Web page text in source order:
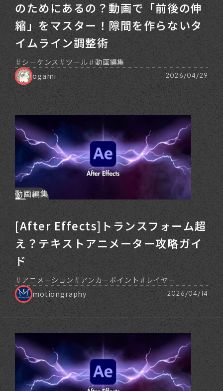
のためにあるの？動画で「前後の伸
縮」をマスター！隙間を作らないタ
イムライン調整術
シーケンス ツール
動画編集
ogami
2026/04/29
動画編集
[After Effects]トランスフォーム超
え？テキストアニメーター攻略ガイ
ド
アニメーション アンカーポイント
レイヤー
motiongraphy
2026/04/14